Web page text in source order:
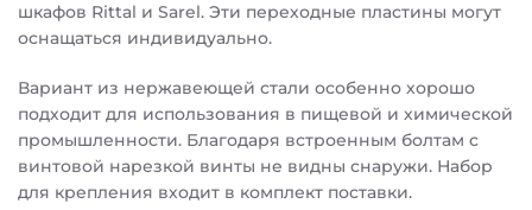
шкафов Rittal и Sarel. Эти переходные пластины могут
оснащаться индивидуально.
Вариант из нержавеющей стали особенно хорошо
подходит для использования в пищевой и химической
промышленности. Благодаря встроенным болтам с
винтовой нарезкой винты не видны снаружи. Набор
для крепления входит в комплект поставки.